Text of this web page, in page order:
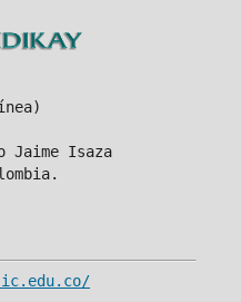
Jaime Isaza